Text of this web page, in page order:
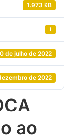
1.973 KB
1
de julho de 2022
de 2022
ao